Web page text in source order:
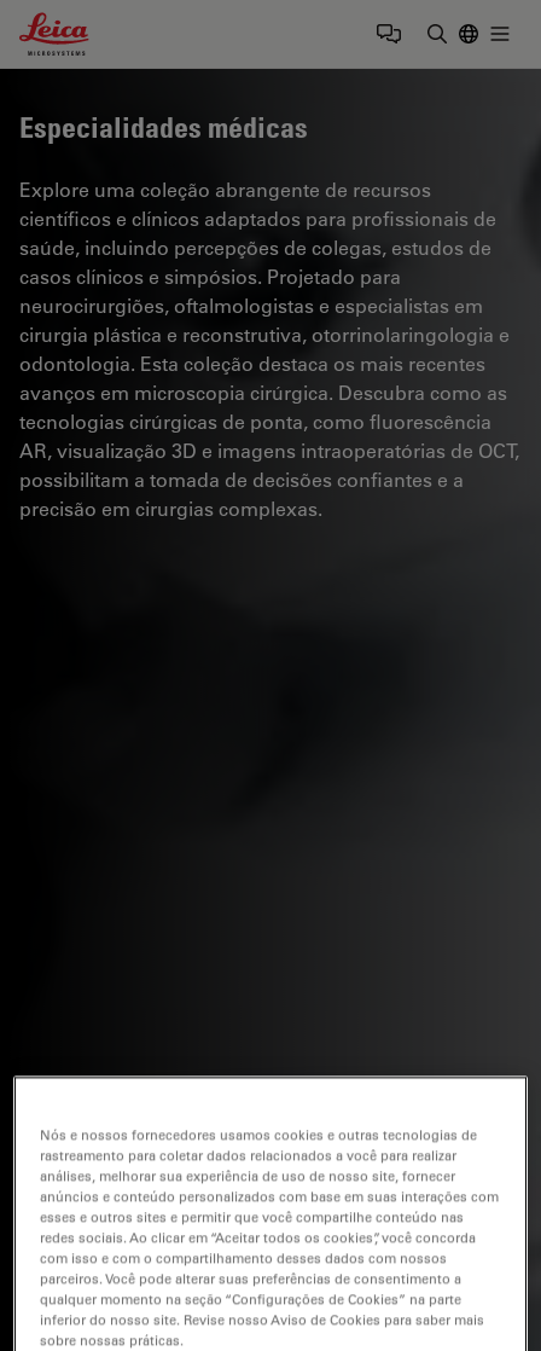
Leica Microsystems Logo
Especialidades médicas
Explore uma coleção abrangente de recursos
científicos e clínicos adaptados para profissionais de
saúde, incluindo percepções de colegas, estudos de
casos clínicos e simpósios. Projetado para
neurocirurgiões, oftalmologistas e especialistas em
cirurgia plástica e reconstrutiva, otorrinolaringologia e
odontologia. Esta coleção destaca os mais recentes
avanços em microscopia cirúrgica. Descubra como as
tecnologias cirúrgicas de ponta, como fluorescência
AR, visualização 3D e imagens intraoperatórias de OCT,
possibilitam a tomada de decisões confiantes e a
precisão em cirurgias complexas.
Nós e nossos fornecedores usamos cookies e outras tecnologias de
rastreamento para coletar dados relacionados a você para realizar
análises, melhorar sua experiência de uso de nosso site, fornecer
anúncios e conteúdo personalizados com base em suas interações com
esses e outros sites e permitir que você compartilhe conteúdo nas
redes sociais. Ao clicar em “Aceitar todos os cookies”, você concorda
com isso e com o compartilhamento desses dados com nossos
parceiros. Você pode alterar suas preferências de consentimento a
qualquer momento na seção “Configurações de Cookies” na parte
inferior do nosso site. Revise nosso Aviso de Cookies para saber mais
sobre nossas práticas.